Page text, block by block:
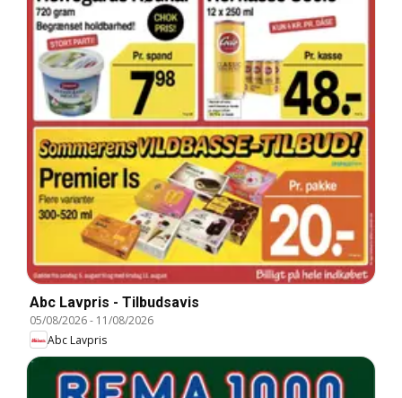
Abc Lavpris - Tilbudsavis
05/08/2026- 11/08/2026
Abc Lavpris